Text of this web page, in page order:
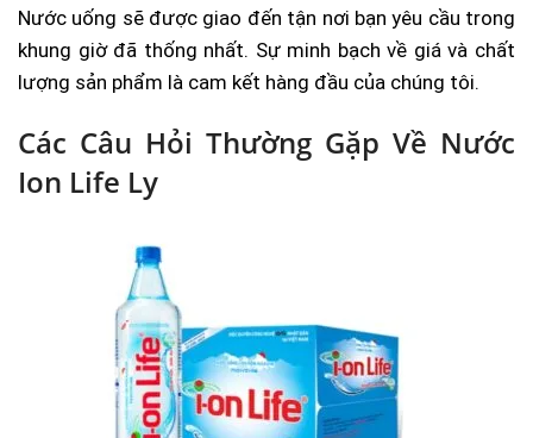
Nước uống sẽ được giao đến tận nơi bạn yêu cầu trong
khung giờ đã thống nhất. Sự minh bạch về giá và chất
lượng sản phẩm là cam kết hàng đầu của chúng tôi.
Các Câu Hỏi Thường Gặp Về Nước
Ion Life Ly